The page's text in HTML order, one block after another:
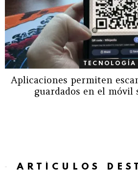
TECNOLOGÍA
Aplicaciones permiten
guardados en el móvil
ARTÍCULOS